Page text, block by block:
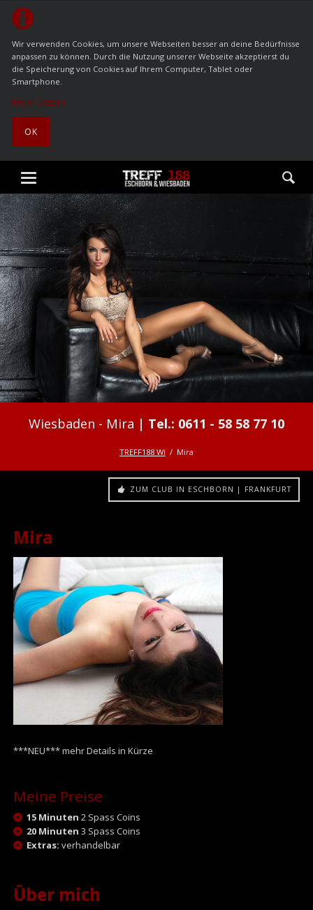
Wir verwenden Cookies, um unsere Webseiten besser an deine Bedürfnisse
anpassen zu können. Durch die Nutzung unserer Webseite akzeptierst du
die Speicherung von Cookies auf Ihrem Computer, Tablet oder
Smartphone.
Mehr Details
OK
Mira
TREFF188 WI Mira
ZUM CLUB IN ESCHBORN | FRANKFURT
Mira
***NEU*** mehr Details in Kürze
Meine Preise
15 Minuten 2 Spass Coins
20 Minuten 3 Spass Coins
Extras: verhandelbar
Über mich